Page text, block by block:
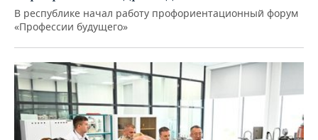
В республике начал работу профориентационный форум
«Профессии будущего»